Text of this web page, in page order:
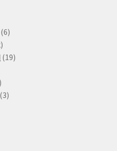
66
2
produkty
1919
produktů
33